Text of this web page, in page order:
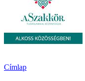
Címlap